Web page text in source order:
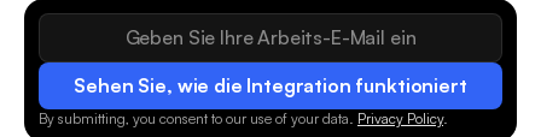
Sehen Sie, wie die Integration funktioniert
By submitting, you consent to our use of your data. Privacy Policy.